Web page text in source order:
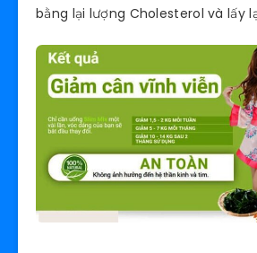
bằng lại lượng Cholesterol và lấy